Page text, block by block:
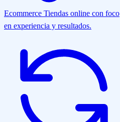
Ecommerce Tiendas online con foco
en experiencia y resultados.